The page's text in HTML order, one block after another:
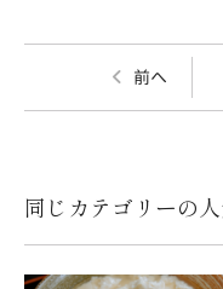
前へ
同じカテゴリーの